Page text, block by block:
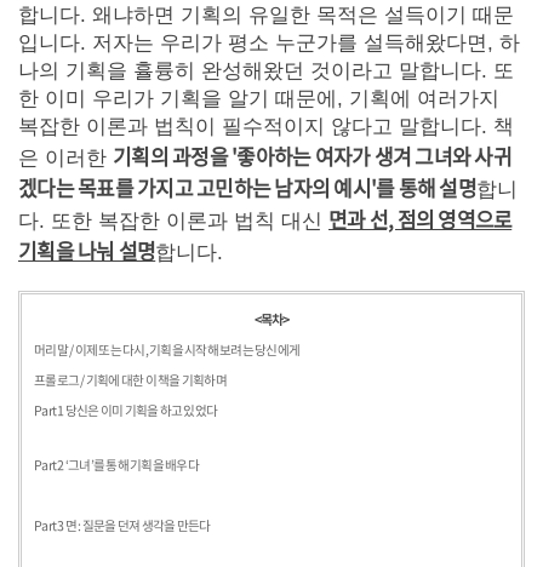
합니다. 왜냐하면 기획의 유일한 목적은 설득이기 때문
입니다. 저자는 우리가 평소 누군가를 설득해왔다면, 하
나의 기획을 휼륭히 완성해왔던 것이라고 말합니다. 또
한 이미 우리가 기획을 알기 때문에, 기획에 여러가지
복잡한 이론과 법칙이 필수적이지 않다고 말합니다. 책
은 이러한 기획의 과정을 '좋아하는 여자가 생겨 그녀와 사귀
겠다는 목표를 가지고 고민하는 남자의 예시'를 통해 설명합니
다. 또한 복잡한 이론과 법칙 대신 면과 선, 점의 영역으로
기획을 나눠 설명합니다.
<목차>
머리말 / 이제 또는 다시, 기획을 시작해 보려는 당신에게
프롤로그 / 기획에 대한 이 책을 기획하며
Part 1 당신은 이미 기획을 하고 있었다
Part 2 ‘그녀’를 통해 기획을 배우다
Part 3 면 : 질문을 던져 생각을 만든다